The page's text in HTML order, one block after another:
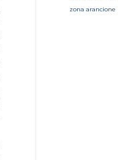
zona arancione